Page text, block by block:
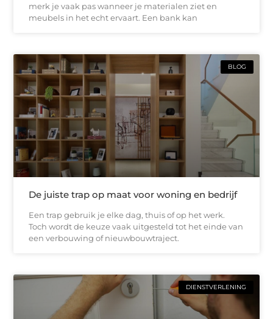
merk je vaak pas wanneer je materialen ziet en
meubels in het echt ervaart. Een bank kan
BLOG
De juiste trap op maat voor woning en bedrijf
Een trap gebruik je elke dag, thuis of op het werk.
Toch wordt de keuze vaak uitgesteld tot het einde van
een verbouwing of nieuwbouwtraject.
DIENSTVERLENING